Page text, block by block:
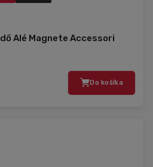
Alé Magnete Accessori
Do košíka